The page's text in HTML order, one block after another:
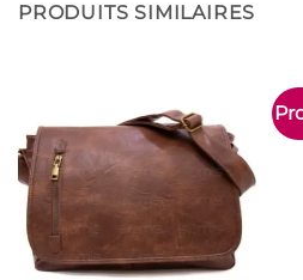
PRODUITS SIMILAIRES